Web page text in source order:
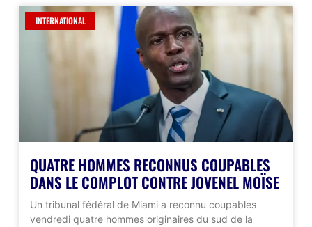
INTERNATIONAL
QUATRE HOMMES RECONNUS COUPABLES
DANS LE COMPLOT CONTRE JOVENEL MOÏSE
Un tribunal fédéral de Miami a reconnu coupables
vendredi quatre hommes originaires du sud de la